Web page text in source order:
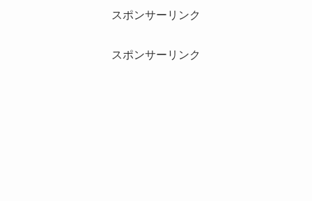
スポンサーリンク
スポンサーリンク